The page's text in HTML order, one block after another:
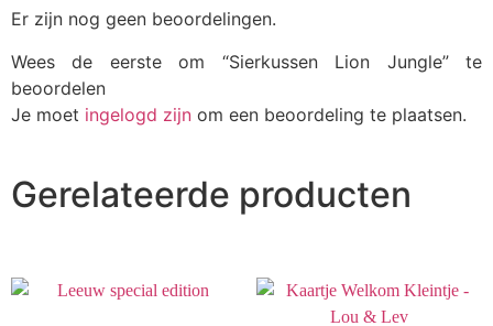
Er zijn nog geen beoordelingen.
Wees de eerste om “Sierkussen Lion Jungle” te
beoordelen
Je moet ingelogd zijn om een beoordeling te plaatsen.
Gerelateerde producten